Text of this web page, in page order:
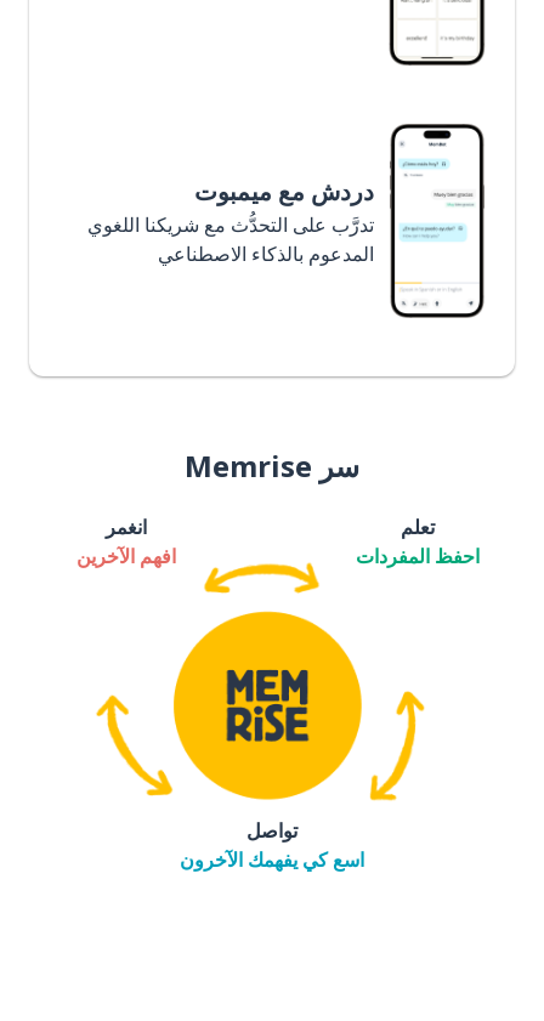
دردش مع ميمبوت
تدرَّب على التحدُّث مع شريكنا اللغوي
المدعوم بالذكاء الاصطناعي
سر Memrise
تعلم
احفظ المفردات
انغمر
افهم الآخرين
تواصل
اسع كي يفهمك الآخرون